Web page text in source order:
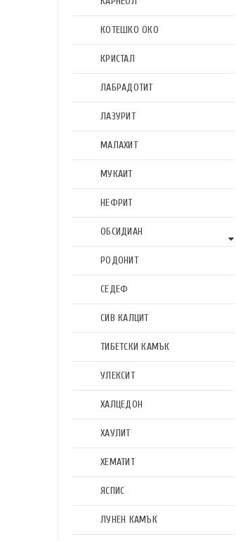
КОТЕШКО ОКО
КРИСТАЛ
ЛАБРАДОТИТ
ЛАЗУРИТ
МАЛАХИТ
МУКАИТ
НЕФРИТ
ОБСИДИАН
РОДОНИТ
СЕДЕФ
СИВ КАЛЦИТ
ТИБЕТСКИ КАМЪК
УЛЕКСИТ
ХАЛЦЕДОН
ХАУЛИТ
ХЕМАТИТ
ЯСПИС
ЛУНЕН КАМЪК